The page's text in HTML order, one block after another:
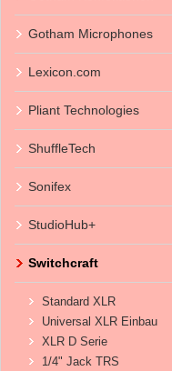
Gotham Microphones
Lexicon.com
Pliant Technologies
ShuffleTech
Sonifex
StudioHub+
Switchcraft
Standard XLR
Universal XLR Einbau
XLR D Serie
1/4" Jack TRS